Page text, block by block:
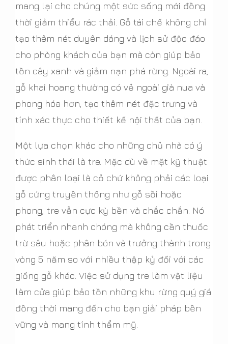
mang lại cho chúng một sức sống mới đồng
thời giảm thiểu rác thải. Gỗ tái chế không chỉ
tạo thêm nét duyên dáng và lịch sử độc đáo
cho phòng khách của bạn mà còn giúp bảo
tồn cây xanh và giảm nạn phá rừng. Ngoài ra,
gỗ khai hoang thường có vẻ ngoài già nua và
phong hóa hơn, tạo thêm nét đặc trưng và
tính xác thực cho thiết kế nội thất của bạn.
Một lựa chọn khác cho những chủ nhà có ý
thức sinh thái là tre. Mặc dù về mặt kỹ thuật
được phân loại là cỏ chứ không phải các loại
gỗ cứng truyền thống như gỗ sồi hoặc
phong, tre vẫn cực kỳ bền và chắc chắn. Nó
phát triển nhanh chóng mà không cần thuốc
trừ sâu hoặc phân bón và trưởng thành trong
vòng 5 năm so với nhiều thập kỷ đối với các
giống gỗ khác. Việc sử dụng tre làm vật liệu
làm cửa giúp bảo tồn những khu rừng quý giá
đồng thời mang đến cho bạn giải pháp bền
vững và mang tính thẩm mỹ.